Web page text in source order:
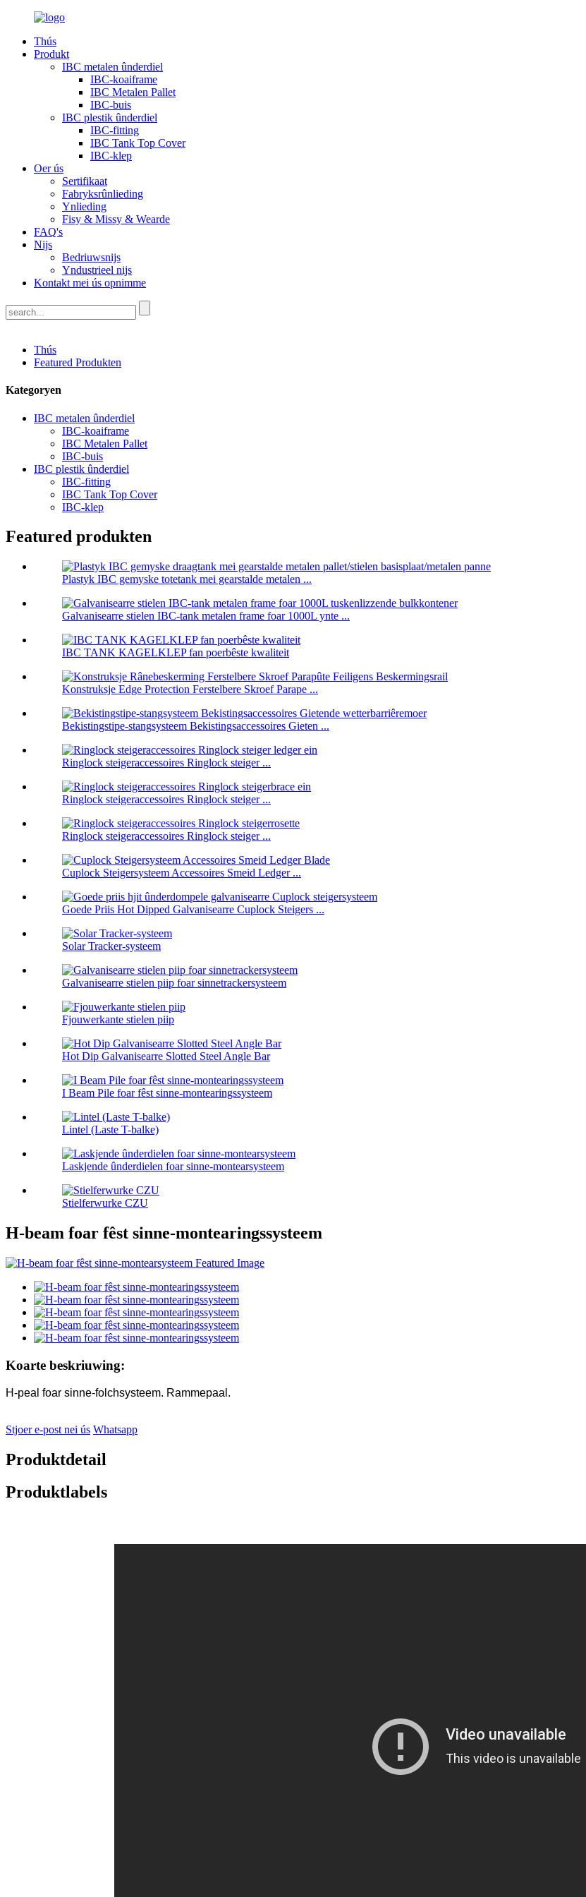
Thús
Produkt
IBC metalen ûnderdiel
IBC-koaiframe
IBC Metalen Pallet
IBC-buis
IBC plestik ûnderdiel
IBC-fitting
IBC Tank Top Cover
IBC-klep
Oer ús
Sertifikaat
Fabryksrûnlieding
Ynlieding
Fisy & Missy & Wearde
FAQ's
Nijs
Bedriuwsnijs
Yndustrieel nijs
Kontakt mei ús opnimme
Thús
Featured Produkten
Kategoryen
IBC metalen ûnderdiel
IBC-koaiframe
IBC Metalen Pallet
IBC-buis
IBC plestik ûnderdiel
IBC-fitting
IBC Tank Top Cover
IBC-klep
Featured produkten
Plastyk IBC gemyske totetank mei gearstalde metalen ...
Galvanisearre stielen IBC-tank metalen frame foar 1000L ynte ...
IBC TANK KAGELKLEP fan poerbêste kwaliteit
Konstruksje Edge Protection Ferstelbere Skroef Parape ...
Bekistingstipe-stangsysteem Bekistingsaccessoires Gieten ...
Ringlock steigeraccessoires Ringlock steiger ...
Ringlock steigeraccessoires Ringlock steiger ...
Ringlock steigeraccessoires Ringlock steiger ...
Cuplock Steigersysteem Accessoires Smeid Ledger ...
Goede Priis Hot Dipped Galvanisearre Cuplock Steigers ...
Solar Tracker-systeem
Galvanisearre stielen piip foar sinnetrackersysteem
Fjouwerkante stielen piip
Hot Dip Galvanisearre Slotted Steel Angle Bar
I Beam Pile foar fêst sinne-montearingssysteem
Lintel (Laste T-balke)
Laskjende ûnderdielen foar sinne-montearsysteem
Stielferwurke CZU
H-beam foar fêst sinne-montearingssysteem
Koarte beskriuwing:
H-peal foar sinne-folchsysteem. Rammepaal.
Stjoer e-post nei ús Whatsapp
Produktdetail
Produktlabels